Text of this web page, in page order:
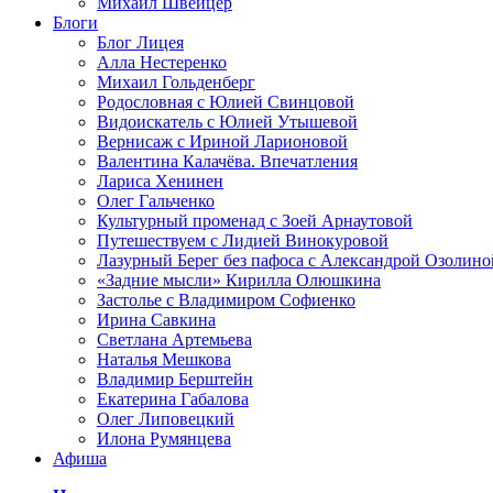
Блоги
Блог Лицея
Алла Нестеренко
Михаил Гольденберг
Родословная с Юлией Свинцовой
Видоискатель с Юлией Утышевой
Вернисаж с Ириной Ларионовой
Валентина Калачёва. Впечатления
Лариса Хенинен
Олег Гальченко
Культурный променад с Зоей Арнаутовой
Путешествуем с Лидией Винокуровой
Лазурный Берег без пафоса с Александрой
«Задние мысли» Кирилла Олюшкина
Застолье с Владимиром Софиенко
Ирина Савкина
Светлана Артемьева
Наталья Мешкова
Владимир Берштейн
Екатерина Габалова
Олег Липовецкий
Илона Румянцева
Афиша